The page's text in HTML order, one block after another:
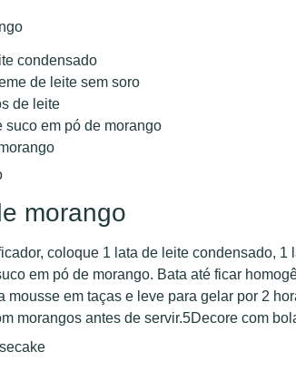
condensado
de leite sem soro
de leite
suco em pó de morango
morango
coloque 1 lata de leite condensado,
em pó de morango. Bata até ficar
mousse em taças e leve para gelar por 2
morangos antes de servir.5Decore com